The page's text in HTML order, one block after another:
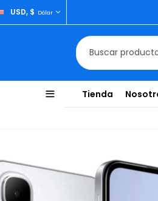
USD, $ Dólar
Tienda